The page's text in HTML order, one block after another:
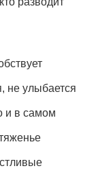
не улыбается
и в самом